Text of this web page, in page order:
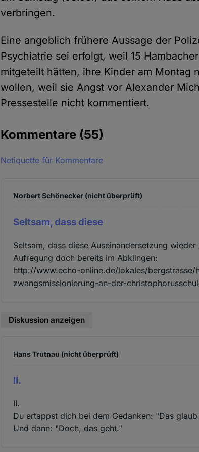
verbringen.
Eine angeblich frühere Aussage der
Psychiatrie sei erfolgt, weil 15
mitgeteilt hätten, ihre Kinder am Montag
wollen, weil sie Angst vor Alexander
Pressestelle nicht kommentiert.
Kommentare (55)
Netiquette für Kommentare
Norbert Schönecker (nicht überprüft)
Seltsam, dass diese
Seltsam, dass diese Auseinandersetzung
Aufregung doch bereits im Abklingen:
http://www.echo-online.de/lokales/
zwangsmissionierung-an-der-
Diskussion anzeigen
Hans Trutnau (nicht überprüft)
II.
II.
Du ertappst dich bei dem Gedanken: "Das
Und dann: "Doch, das geht."